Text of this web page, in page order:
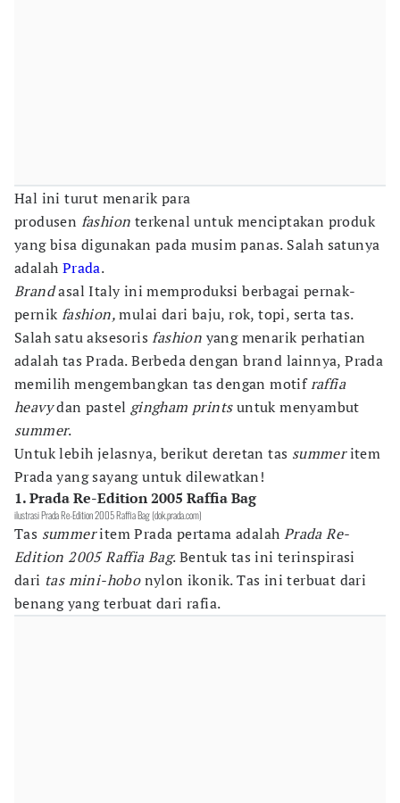
Hal ini turut menarik para
produsen fashion terkenal untuk menciptakan produk
yang bisa digunakan pada musim panas. Salah satunya
adalah Prada.
Brandasal Italy ini memproduksi berbagai pernak-
pernikfashion,mulai dari baju, rok, topi, serta tas.
Salah satu aksesorisfashion yang menarik perhatian
adalah tas Prada. Berbeda dengan brand lainnya, Prada
memilih mengembangkan tas dengan motifraffia
heavydan pastel gingham printsuntuk menyambut
summer.
Untuk lebih jelasnya, berikut deretan tas summeritem
Prada yang sayang untuk dilewatkan!
1. Prada Re-Edition 2005 Raffia Bag
ilustrasi Prada Re-Edition 2005 Raffia Bag (dok.prada.com)
Tas summeritem Prada pertama adalah Prada Re-
Edition 2005 Raffia Bag. Bentuk tas ini terinspirasi
dari tas mini-hobonylon ikonik. Tas ini terbuat dari
benang yang terbuat dari rafia.